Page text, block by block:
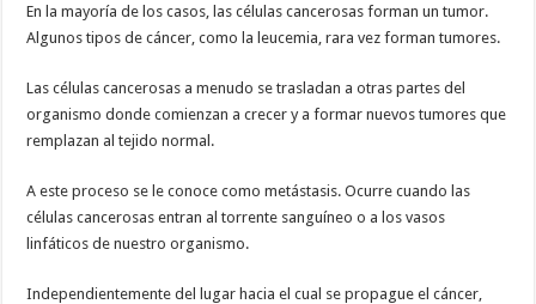
En la mayoría de los casos, las células cancerosas forman un tumor.
Algunos tipos de cáncer, como la leucemia, rara vez forman tumores.
Las células cancerosas a menudo se trasladan a otras partes del
organismo donde comienzan a crecer y a formar nuevos tumores que
remplazan al tejido normal.
A este proceso se le conoce como metástasis. Ocurre cuando las
células cancerosas entran al torrente sanguíneo o a los vasos
linfáticos de nuestro organismo.
Independientemente del lugar hacia el cual se propague el cáncer,